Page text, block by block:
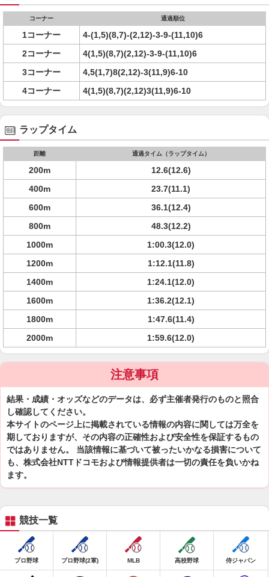
コーナー 通過順位
1コーナー
4-(1,5)(8,7)-(2,12)-3-9-(11,10)6
2コーナー
4(1,5)(8,7)(2,12)-3-9-(11,10)6
3コーナー
4,5(1,7)8(2,12)-3(11,9)6-10
4コーナー
4(1,5)(8,7)(2,12)3(11,9)6-10
ラップタイム
距離 通過タイム（ラップタイム）
200m
12.6(12.6)
400m
23.7(11.1)
600m
36.1(12.4)
800m
48.3(12.2)
1000m
1:00.3(12.0)
1200m
1:12.1(11.8)
1400m
1:24.1(12.0)
1600m
1:36.2(12.1)
1800m
1:47.6(11.4)
2000m
1:59.6(12.0)
注意事項
結果・成績・オッズなどのデータは、必ず主催者発行のものと照合
し確認してください。
本サイトのページ上に掲載されている情報の内容に関しては万全を
期しておりますが、その内容の正確性および安全性を保証するもの
ではありません。 当該情報に基づいて被ったいかなる損害について
も、株式会社NTTドコモおよび情報提供者は一切の責任を負いかね
ます。
競技一覧
プロ野球 プロ野球(2軍) MLB 高校野球 侍ジャパン